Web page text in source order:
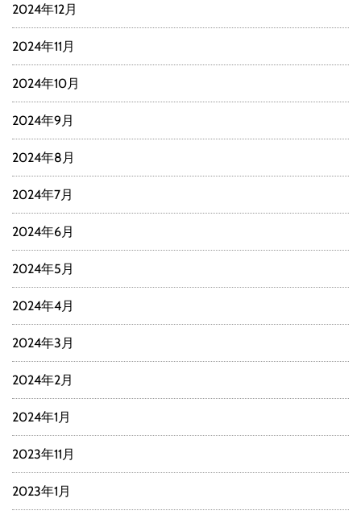
2024年12月
2024年11月
2024年10月
2024年9月
2024年8月
2024年7月
2024年6月
2024年5月
2024年4月
2024年3月
2024年2月
2024年1月
2023年11月
2023年1月